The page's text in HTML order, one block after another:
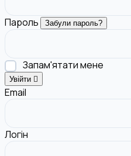
Пароль Забули пароль?
Запам'ятати мене
Увійти
Email
Логін